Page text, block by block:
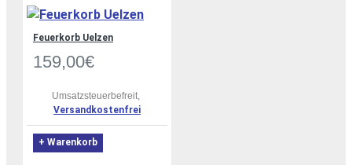
Feuerkorb Uelzen
159,00€
Umsatzsteuerbefreit,
Versandkostenfrei
+ Warenkorb